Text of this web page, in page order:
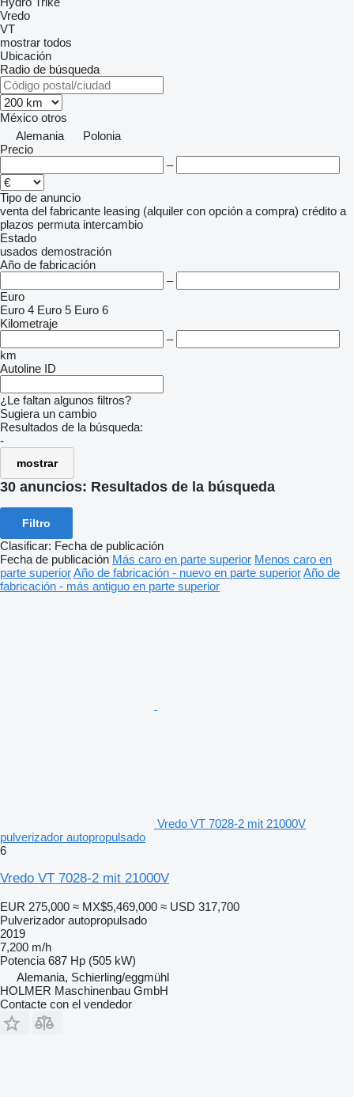
Vredo
VT
mostrar todos
Ubicación
Radio de búsqueda
México otros
Alemania
Polonia
Precio
–
Tipo de anuncio
venta del fabricante leasing (alquiler con opción a compra) crédito a
plazos permuta intercambio
Estado
usados demostración
Año de fabricación
–
Euro
Euro 4 Euro 5 Euro 6
Kilometraje
–
km
Autoline ID
¿Le faltan algunos filtros?
Sugiera un cambio
Resultados de la búsqueda:
-
mostrar
30 anuncios: Resultados de la búsqueda
Filtro
Clasificar: Fecha de publicación
Fecha de publicación Más caro en parte superior Menos caro en
parte superiorAño de fabricación - nuevo en parte superiorAño de
fabricación - más antiguo en parte superior
Vredo VT 7028-2 mit 21000V
pulverizador autopropulsado
6
Vredo VT 7028-2 mit 21000V
EUR 275,000 ≈ MX$5,469,000 ≈ USD 317,700
Pulverizador autopropulsado
2019
7,200 m/h
Potencia 687 Hp (505 kW)
Alemania, Schierling/eggmühl
HOLMER Maschinenbau GmbH
Contacte con el vendedor